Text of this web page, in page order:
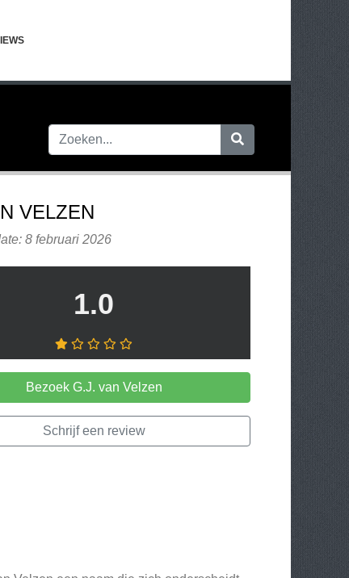
VELZEN
8 februari 2026
1.0
Bezoek G.J. van Velzen
Schrijf een review